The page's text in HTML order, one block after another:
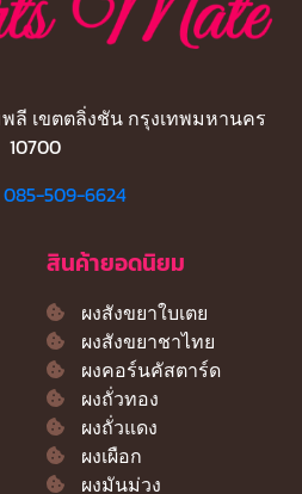
ลี เขตตลิ่งชัน กรุงเทพมหานคร
10700
085-509-6624
สินค้ายอดนิยม
ผงสังขยาใบเตย
ผงสังขยาชาไทย
ผงคอร์นคัสตาร์ด
ผงถั่วทอง
ผงถั่วแดง
ผงเผือก
ผงมันม่วง